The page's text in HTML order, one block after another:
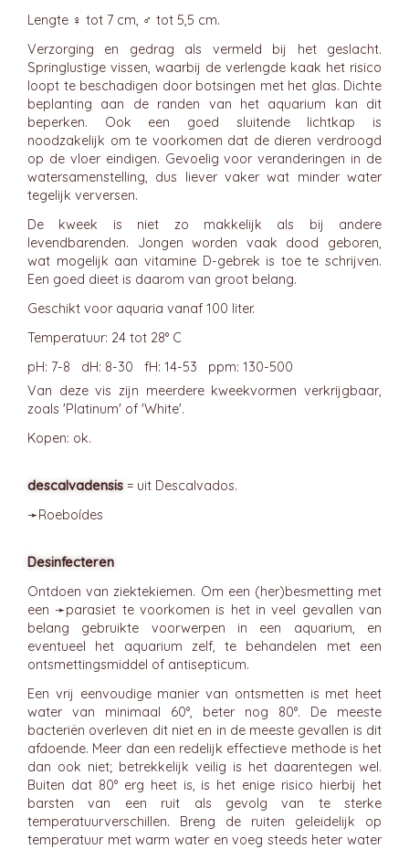
Lengte ♀ tot 7 cm, ♂ tot 5,5 cm.
Verzorging en gedrag als vermeld bij het geslacht.
Springlustige vissen, waarbij de verlengde kaak het risico
loopt te beschadigen door botsingen met het glas. Dichte
beplanting aan de randen van het aquarium kan dit
beperken. Ook een goed sluitende lichtkap is
noodzakelijk om te voorkomen dat de dieren verdroogd
op de vloer eindigen. Gevoelig voor veranderingen in de
watersamenstelling, dus liever vaker wat minder water
tegelijk verversen.
De kweek is niet zo makkelijk als bij andere
levendbarenden. Jongen worden vaak dood geboren,
wat mogelijk aan vitamine D-gebrek is toe te schrijven.
Een goed dieet is daarom van groot belang.
Geschikt voor aquaria vanaf 100 liter.
Temperatuur: 24 tot 28° C
pH: 7-8 dH: 8-30 fH: 14-53 ppm: 130-500
Van deze vis zijn meerdere kweekvormen verkrijgbaar,
zoals 'Platinum' of 'White'.
Kopen: ok.
descalvadensis = uit Descalvados.
➛Roeboídes
Desinfecteren
Ontdoen van ziektekiemen. Om een (her)besmetting met
een ➛parasiet te voorkomen is het in veel gevallen van
belang gebruikte voorwerpen in een aquarium, en
eventueel het aquarium zelf, te behandelen met een
ontsmettingsmiddel of antisepticum.
Een vrij eenvoudige manier van ontsmetten is met heet
water van minimaal 60°, beter nog 80°. De meeste
bacteriën overleven dit niet en in de meeste gevallen is dit
afdoende. Meer dan een redelijk effectieve methode is het
dan ook niet; betrekkelijk veilig is het daarentegen wel.
Buiten dat 80° erg heet is, is het enige risico hierbij het
barsten van een ruit als gevolg van te sterke
temperatuurverschillen. Breng de ruiten geleidelijk op
temperatuur met warm water en voeg steeds heter water